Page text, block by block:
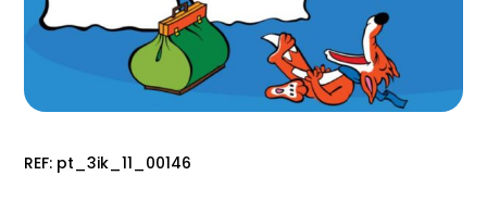
REF: pt_3ik_11_00146